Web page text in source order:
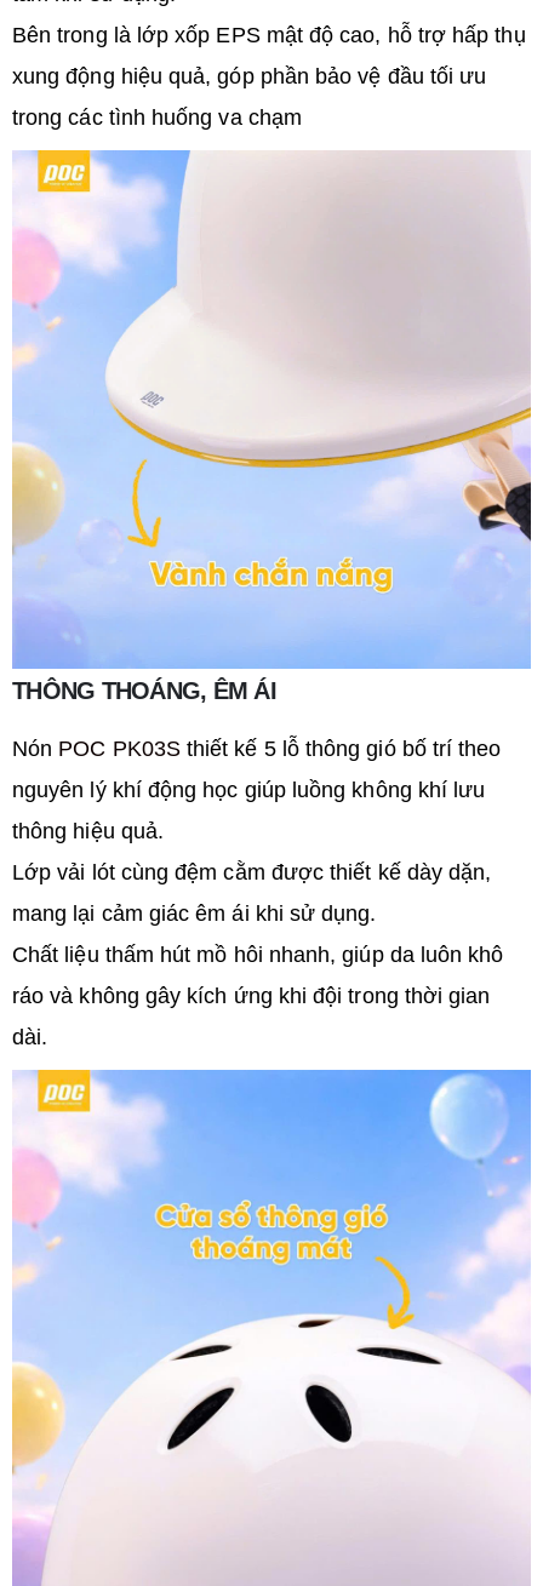
Bên trong là lớp xốp EPS mật độ cao, hỗ trợ hấp thụ
xung động hiệu quả, góp phần bảo vệ đầu tối ưu
trong các tình huống va chạm
THÔNG THOÁNG, ÊM ÁI
Nón POC PK03Sthiết kế 5 lỗ thông gió bố trí theo
nguyên lý khí động học giúp luồng không khí lưu
thông hiệu quả.
Lớp vải lót cùng đệm cằm được thiết kế dày dặn,
mang lại cảm giác êm ái khi sử dụng.
Chất liệu thấm hút mồ hôi nhanh, giúp da luôn khô
ráo và không gây kích ứng khi đội trong thời gian
dài.